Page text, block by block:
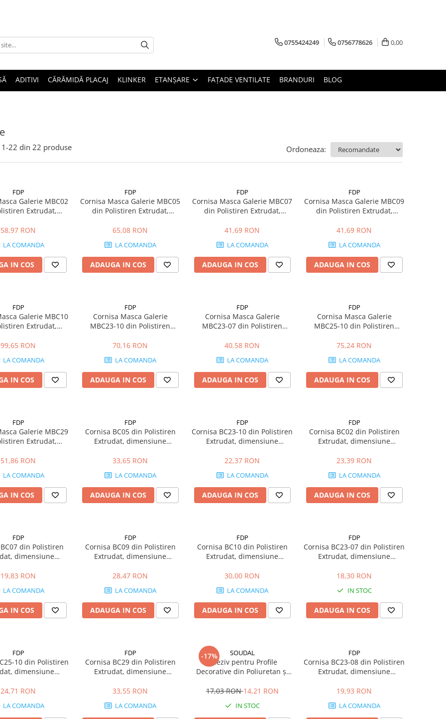
0755424249 0756778626 0,00
ADITIVI CĂRĂMIDĂ PLACAJ KLINKER ETANȘARE FAȚADE VENTILATE BRANDURI BLOG
1-22 din 22 produse Ordoneaza:
FDP
Galerie MBC02
Extrudat,
58,97 RON
LA COMANDA
IN COS
FDP
Cornisa Masca Galerie MBC05
din Polistiren Extrudat,
65,08 RON
LA COMANDA
ADAUGA IN COS
FDP
Cornisa Masca Galerie MBC07
din Polistiren Extrudat,
41,69 RON
LA COMANDA
ADAUGA IN COS
FDP
Cornisa Masca Galerie MBC09
din Polistiren Extrudat,
41,69 RON
LA COMANDA
ADAUGA IN COS
FDP
Galerie MBC10
Extrudat,
99,65 RON
LA COMANDA
IN COS
FDP
Cornisa Masca Galerie
MBC23-10 din Polistiren
100x100x2000mm
70,16 RON
LA COMANDA
ADAUGA IN COS
FDP
Cornisa Masca Galerie
MBC23-07 din Polistiren
70x70x2000mm
40,58 RON
LA COMANDA
ADAUGA IN COS
FDP
Cornisa Masca Galerie
MBC25-10 din Polistiren
100x100x2000mm
75,24 RON
LA COMANDA
ADAUGA IN COS
FDP
Galerie MBC29
Extrudat,
51,86 RON
LA COMANDA
IN COS
FDP
Cornisa BC05 din Polistiren
Extrudat, dimensiune
33,65 RON
LA COMANDA
ADAUGA IN COS
FDP
Cornisa BC23-10 din Polistiren
Extrudat, dimensiune
22,37 RON
LA COMANDA
ADAUGA IN COS
FDP
Cornisa BC02 din Polistiren
Extrudat, dimensiune
23,39 RON
LA COMANDA
ADAUGA IN COS
FDP
din Polistiren
dimensiune
19,83 RON
LA COMANDA
IN COS
FDP
Cornisa BC09 din Polistiren
Extrudat, dimensiune
28,47 RON
LA COMANDA
ADAUGA IN COS
FDP
Cornisa BC10 din Polistiren
Extrudat, dimensiune
30,00 RON
LA COMANDA
ADAUGA IN COS
FDP
Cornisa BC23-07 din Polistiren
Extrudat, dimensiune
18,30 RON
IN STOC
ADAUGA IN COS
FDP
10 din Polistiren
dimensiune
24,71 RON
LA COMANDA
FDP
Cornisa BC29 din Polistiren
Extrudat, dimensiune
33,55 RON
LA COMANDA
-17% SOUDAL
Adeziv pentru Profile
Decorative din Poliuretan și
17,03 RON14,21 RON
IN STOC
FDP
Cornisa BC23-08 din Polistiren
Extrudat, dimensiune
19,93 RON
LA COMANDA